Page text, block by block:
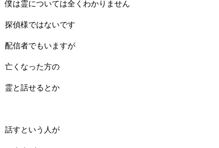
僕は霊については全くわかりません
探偵様ではないです
配信者でもいますが
亡くなった方の
霊と話せるとか
話すという人が